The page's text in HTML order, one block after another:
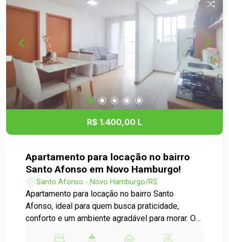
serviços e muito mais. Sua localização
estratégica, próxima à Estação São Leopoldo e
cercada pelo comércios e demais serviços
essenciais, garante fácil acesso e grande
comodidade no dia a dia. Aproveite esta
excelente oportunidade para estabelecer seu
negócio em uma região de grande circulação e
visibilidade. Agende sua visita e venha conhecer
seu novo endereço comercial!
R$ 1.400,00 L
Apartamento para locação no bairro
Santo Afonso em Novo Hamburgo!
Santo Afonso - Novo Hamburgo/RS
Apartamento para locação no bairro Santo
Afonso, ideal para quem busca praticidade,
conforto e um ambiente agradável para morar. O